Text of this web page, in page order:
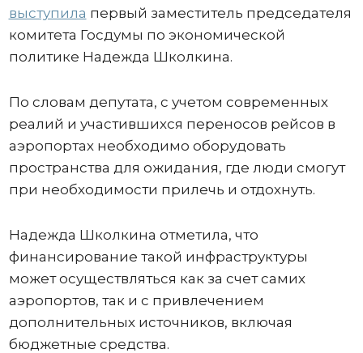
выступила первый заместитель председателя
комитета Госдумы по экономической
политике Надежда Школкина.
По словам депутата, с учетом современных
реалий и участившихся переносов рейсов в
аэропортах необходимо оборудовать
пространства для ожидания, где люди смогут
при необходимости прилечь и отдохнуть.
Надежда Школкина отметила, что
финансирование такой инфраструктуры
может осуществляться как за счет самих
аэропортов, так и с привлечением
дополнительных источников, включая
бюджетные средства.